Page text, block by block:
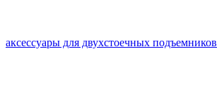
аксессуары для двухстоечных подъемников